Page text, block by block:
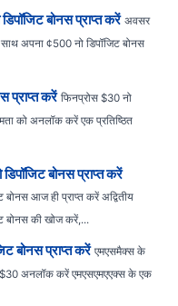
बोनस प्राप्त करें अवसर
अपना ¢500 नो डिपॉजिट बोनस
प्राप्त करें फिनप्रोस $30 नो
को अनलॉक करें एक प्रतिष्ठित
बोनस प्राप्त करें
आज ही प्राप्त करें अद्वितीय
बोनस की खोज करें,...
बोनस प्राप्त करें एमएसमैक्स के
$30 अनलॉक करें एमएसएमएएक्स के एक